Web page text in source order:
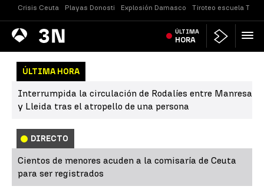
Crisis Ceuta Playas Donosti Explosión Damasco Tiroteo escuela
Antena
3 Noticias ÚLTIMA
HORA
ÚLTIMA HORA
Interrumpida la circulación de Rodalíes entre Manresa
y Lleida tras el atropello de una persona
DIRECTO
Cientos de menores acuden a la comisaría de Ceuta
para ser registrados